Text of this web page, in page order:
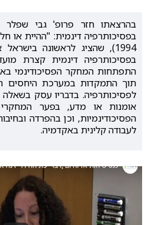
1994), שהציג לראשונה
בפסיכותרפיה דינמית קצרת
התפתחות המחקר הפסיכודינמי
תוך התמקדות במערכת היחסים
לפסיכותרפיה. בדבריו עסק
הפסיכודינמיות, וכן בהפרדה
לעבודה קלינית באקדמיה.